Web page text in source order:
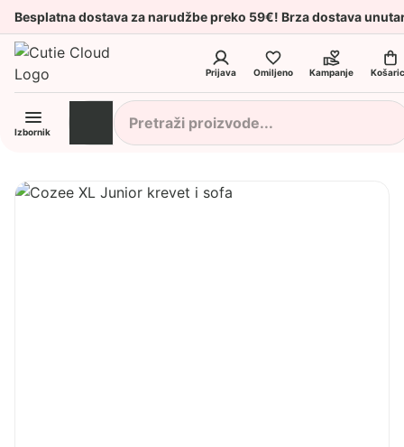
Besplatna dostava za narudžbe preko 59€! Brza dostava
Prijava Omiljeno Kampanje
Izbornik